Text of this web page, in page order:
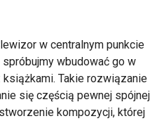
w centralnym punkcie
spróbujmy wbudować go w
książkami. Takie rozwiązanie
się częścią pewnej spójnej
kompozycji, której